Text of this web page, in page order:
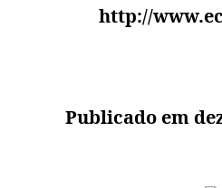
http://
Publicado em